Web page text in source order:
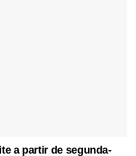
a partir de segunda-